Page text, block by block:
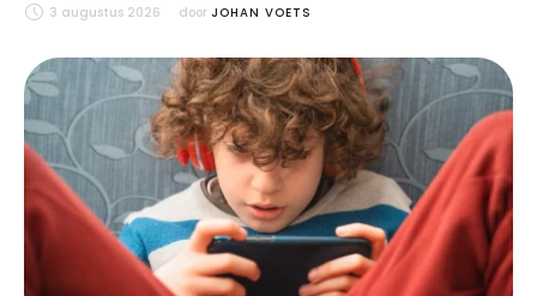
3 augustus 2026 door JOHAN VOETS